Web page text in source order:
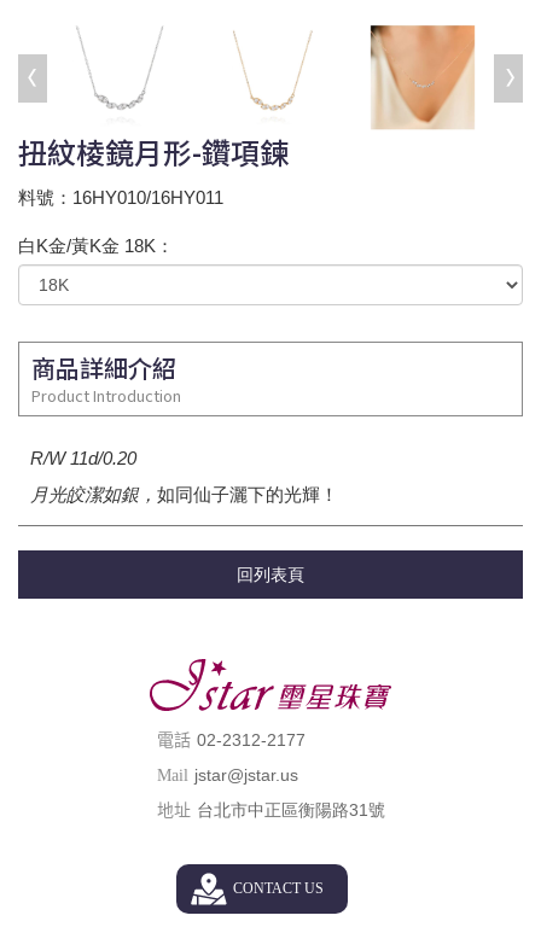
扭紋棱鏡月形-鑽項鍊
料號：16HY010/16HY011
白K金/黃K金 18K：
商品詳細介紹
Product Introduction
R/W 11d/0.20
月光皎潔如銀， 如同仙子灑下的光輝！
回列表頁
電話 02-2312-2177
Mail jstar@jstar.us
地址 台北市中正區衡陽路31號
CONTACT US